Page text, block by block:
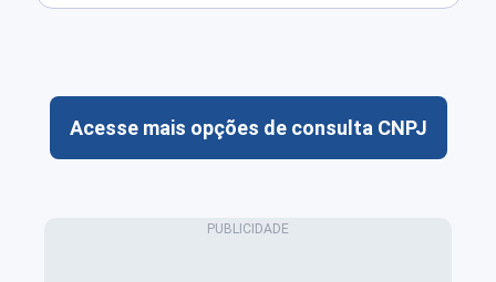
Acesse mais opções de consulta CNPJ